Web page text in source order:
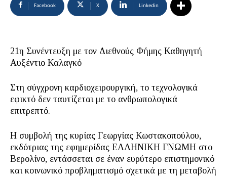
Facebook X Linkedin
21η Συνέντευξη με τον Διεθνούς Φήμης Καθηγητή
Αυξέντιο Καλαγκό
Στη σύγχρονη καρδιοχειρουργική, το τεχνολογικά
εφικτό δεν ταυτίζεται με το ανθρωπολογικά
επιτρεπτό.
Η συμβολή της κυρίας Γεωργίας Κωστακοπούλου,
εκδότριας της εφημερίδας ΕΛΛΗΝΙΚΗ ΓΝΩΜΗ στο
Βερολίνο, εντάσσεται σε έναν ευρύτερο επιστημονικό
και κοινωνικό προβληματισμό σχετικά με τη μεταβολή